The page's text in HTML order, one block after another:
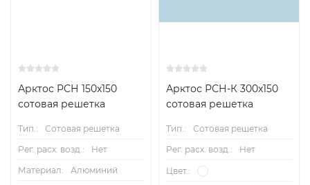
Арктос РСН 150x150
сотовая решетка
Тип.:
Сотовая решетка
Рег. расх. возд.:
Нет
Материал:
Алюминий
Арктос РСН-К 300х150
сотовая решетка
Тип.:
Сотовая решетка
Рег. расх. возд.:
Нет
Цвет.: